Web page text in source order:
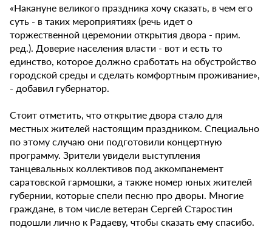
«Накануне великого праздника хочу сказать, в чем его
суть - в таких мероприятиях (речь идет о
торжественной церемонии открытия двора - прим.
ред.). Доверие населения власти - вот и есть то
единство, которое должно сработать на обустройство
городской среды и сделать комфортным проживание»,
- добавил губернатор.
Стоит отметить, что открытие двора стало для
местных жителей настоящим праздником. Специально
по этому случаю они подготовили концертную
программу. Зрители увидели выступления
танцевальных коллективов под аккомпанемент
саратовской гармошки, а также номер юных жителей
губернии, которые спели песню про дворы. Многие
граждане, в том числе ветеран Сергей Старостин
подошли лично к Радаеву, чтобы сказать ему спасибо.